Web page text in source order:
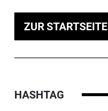
ZUR STARTSEITE
HASHTAG